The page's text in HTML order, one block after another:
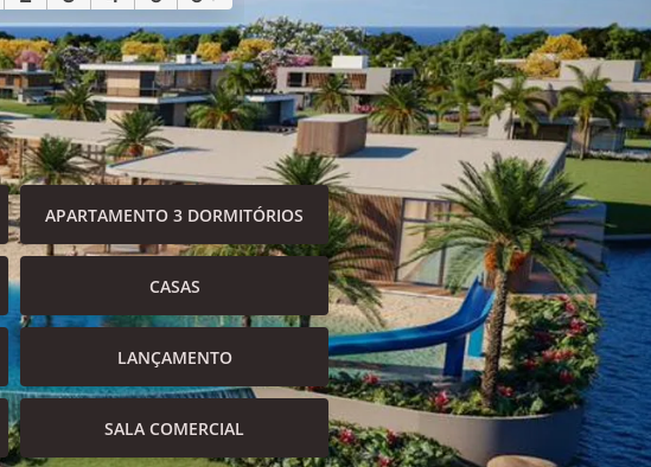
APARTAMENTO 3 DORMITÓRIOS
CASAS
LANÇAMENTO
SALA COMERCIAL